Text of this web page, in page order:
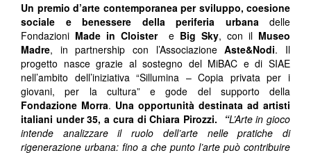
Un premio d’arte contemporanea per sviluppo, coesione
sociale e benessere della periferia urbanadelle
Fondazioni Made in Cloistere Big Sky, con il Museo
Madre, in partnership con l’AssociazioneAste&Nodi. Il
progetto nasce grazie al sostegno del MiBAC e di SIAE
nell’ambito dell’iniziativa “Sillumina – Copia privata per i
giovani, per la cultura” e gode del supporto della
Fondazione Morra. Una opportunità destinata ad artisti
italiani under 35, a cura di Chiara Pirozzi. “L’Arte in gioco
intende analizzare il ruolo dell’arte nelle pratiche di
rigenerazione urbana: fino a che punto l’arte può contribuire